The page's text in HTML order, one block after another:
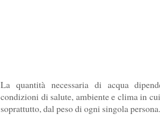
La quantità necessaria di acqua
condizioni di salute, ambiente e clima in
soprattutto, dal peso di ogni singola persona.